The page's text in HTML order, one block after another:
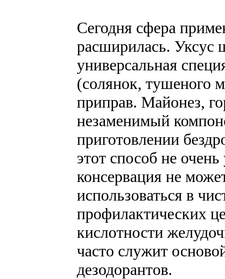
Сегодня сфера
расширилась. Уксус
универсальная
(солянок, тушеного
приправ. Майонез,
незаменимый
приготовлении
этот способ не
консервация не
использоваться в
профилактических
кислотности
часто служит
дезодорантов.